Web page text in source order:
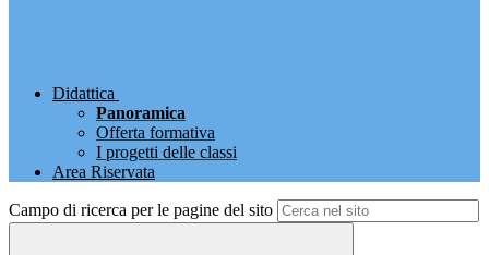
Didattica
Panoramica
Offerta formativa
I progetti delle classi
Area Riservata
Campo di ricerca per le pagine del sito